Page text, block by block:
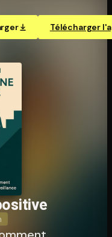
Télécharger